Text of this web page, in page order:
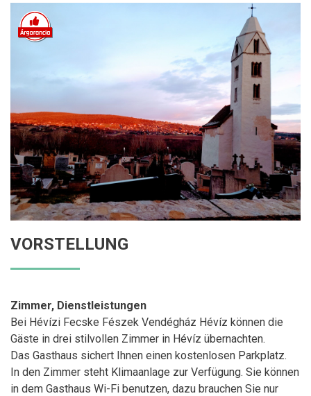
VORSTELLUNG
Zimmer, Dienstleistungen
Bei Hévízi Fecske Fészek Vendégház Hévíz können die
Gäste in drei stilvollen Zimmer in Hévíz übernachten.
Das Gasthaus sichert Ihnen einen kostenlosen Parkplatz.
In den Zimmer steht Klimaanlage zur Verfügung. Sie können
in dem Gasthaus Wi-Fi benutzen, dazu brauchen Sie nur